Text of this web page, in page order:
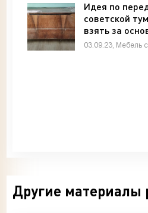
Идея по
советской
взять за
проектов -
03.09.23, Мебель
Другие материалы